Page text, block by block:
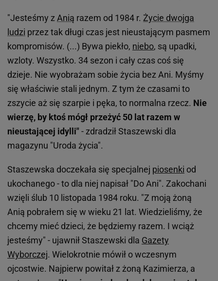
"Jesteśmy zAnią razem od 1984 r. Życie dwojga
ludzi przez tak długi czas jest nieustającym pasmem
kompromisów. (...) Bywa piekło, niebo, są upadki,
wzloty. Wszystko. 34 sezon i cały czas coś się
dzieje. Nie wyobrażam sobie życia bez Ani. Myśmy
się właściwie stali jednym. Z tym że czasami to
zszycie aż się szarpie i pęka, to normalna rzecz. Nie
wierzę, by ktoś mógł przeżyć 50 lat razem w
nieustającej idylli" - zdradził Staszewski dla
magazynu "Uroda życia".
Staszewska doczekała się specjalnej piosenki od
ukochanego - to dla niej napisał "Do Ani". Zakochani
wzięli ślub 10 listopada 1984 roku. "Z moją żoną
Anią pobrałem się w wieku 21 lat. Wiedzieliśmy, że
chcemy mieć dzieci, że będziemy razem. I wciąż
jesteśmy" - ujawnił Staszewski dla Gazety
Wyborczej. Wielokrotnie mówił o wczesnym
ojcostwie. Najpierw powitał z żoną Kazimierza, a